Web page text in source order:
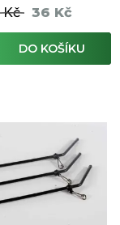
Kč 36 Kč
DO KOŠÍKU